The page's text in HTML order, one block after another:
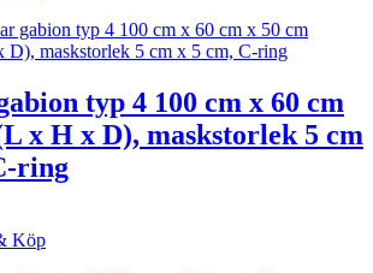
typ 4 100 cm x 60 cm
x H x D), maskstorlek 5 cm
ring
Köp